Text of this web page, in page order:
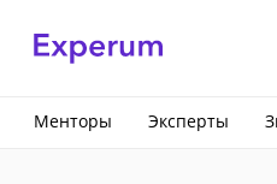
Менторы Эксперты